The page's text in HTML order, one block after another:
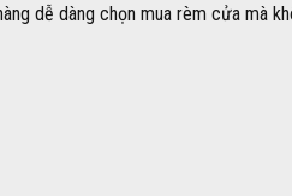
dễ dàng chọn mua rèm cửa mà